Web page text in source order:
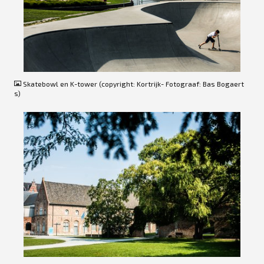
Skatebowl en K-tower (copyright: Kortrijk- Fotograaf: Bas Bogaert
s)
JPG